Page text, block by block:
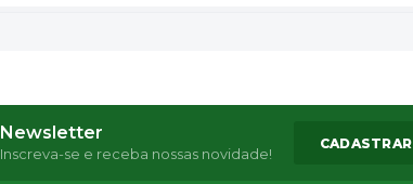
Newsletter
Inscreva-se e receba nossas novidade!
CADASTRAR